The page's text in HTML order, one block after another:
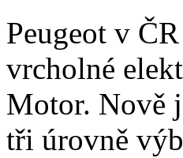
Peugeot v
vrcholné
Motor. Nově
tři úrovně